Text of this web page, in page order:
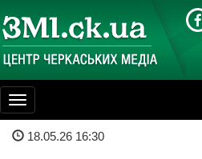
Toggle
navigation
18.05.26 16:30